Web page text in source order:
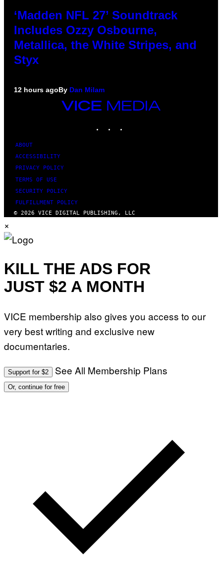
‘Madden NFL 27’ Soundtrack
Includes Ozzy Osbourne,
Metallica, the White Stripes, and
Styx
12 hours agoBy Dan Milam
VICE
ABOUT
ACCESSIBILITY
PRIVACY POLICY
TERMS OF USE
SECURITY POLICY
FULFILLMENT POLICY
© 2026 VICE DIGITAL PUBLISHING, LLC
×
KILL THE ADS FOR
JUST $2 A MONTH
VICE membership also gives you access to our
very best writing and exclusive new
documentaries.
Support for $2 See All Membership Plans
Or, continue for free